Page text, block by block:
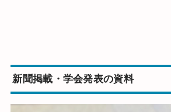
新聞掲載・学会発表の資料